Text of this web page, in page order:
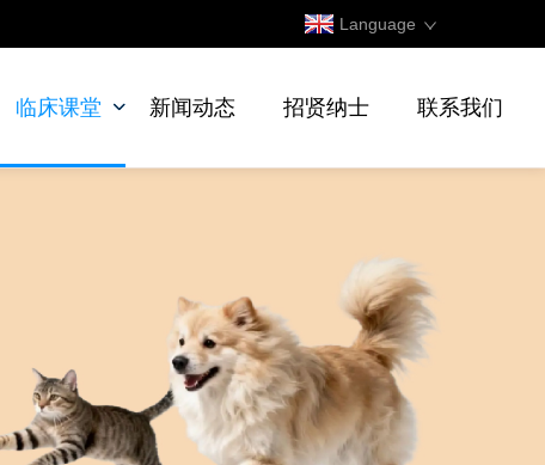
Language
临床课堂 新闻动态 招贤纳士 联系我们